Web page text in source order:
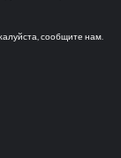
сообщите нам.